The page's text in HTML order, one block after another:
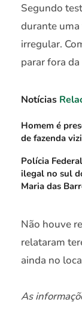
Segundo
durante
irregular.
parar fora
Notícias
Homem é
de fazenda
Polícia
ilegal no sul
Maria das
Não houve
relataram
ainda no
As